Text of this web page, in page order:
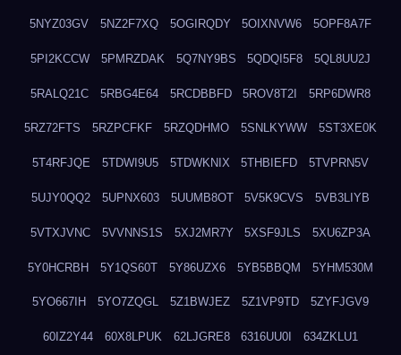
5NYZ03GV 5NZ2F7XQ 5OGIRQDY 5OIXNVW6 5OPF8A7F
5PI2KCCW 5PMRZDAK 5Q7NY9BS 5QDQI5F8 5QL8UU2J
5RALQ21C 5RBG4E64 5RCDBBFD 5ROV8T2I 5RP6DWR8
5RZ72FTS 5RZPCFKF 5RZQDHMO 5SNLKYWW 5ST3XE0K
5T4RFJQE 5TDWI9U5 5TDWKNIX 5THBIEFD 5TVPRN5V
5UJY0QQ2 5UPNX603 5UUMB8OT 5V5K9CVS 5VB3LIYB
5VTXJVNC 5VVNNS1S 5XJ2MR7Y 5XSF9JLS 5XU6ZP3A
5Y0HCRBH 5Y1QS60T 5Y86UZX6 5YB5BBQM 5YHM530M
5YO667IH 5YO7ZQGL 5Z1BWJEZ 5Z1VP9TD 5ZYFJGV9
60IZ2Y44 60X8LPUK 62LJGRE8 6316UU0I 634ZKLU1